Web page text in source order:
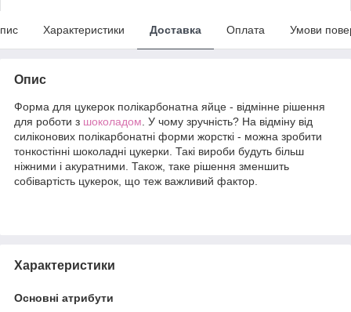
Характеристики Доставка Оплата Умови
Опис
Форма для цукерок полікарбонатна яйце - відмінне рішення
для роботи з шоколадом . У чому зручність? На відміну від
силіконових полікарбонатні форми жорсткі - можна зробити
тонкостінні шоколадні цукерки. Такі вироби будуть більш
ніжними і акуратними. Також, таке рішення зменшить
собівартість цукерок, що теж важливий фактор.
Характеристики
Основні атрибути